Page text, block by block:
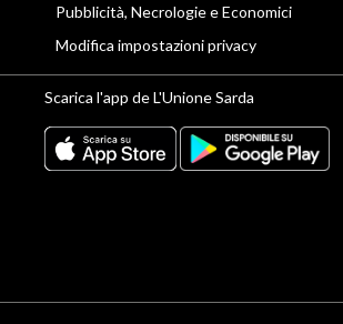
Pubblicità, Necrologie e Economici
Modifica impostazioni privacy
Scarica l'app de L'Unione Sarda